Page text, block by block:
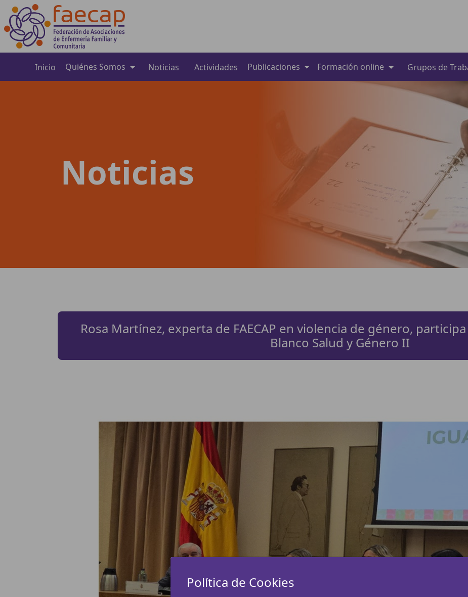
Inicio Quiénes Somos Noticias Actividades Publicaciones Formación online Grupos de
Noticias
Rosa Martínez, experta de FAECAP en violencia de género,
Blanco Salud y Género II
Política de Cookies